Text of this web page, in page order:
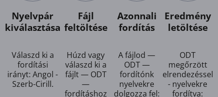
Nyelvpár
kiválasztása
Válaszd ki a
fordítási
irányt: Angol -
Szerb-Cirill.
Fájl
feltöltése
Húzd vagy
válaszd ki a
fájlt — ODT
—
fordításhoz
Azonnali
fordítás
A fájlod —
ODT —
fordítónk
nyelvekre
dolgozza fel:
Eredmény
letöltése
ODT
megőrzött
elrendezéssel
- nyelvekre
fordítva: